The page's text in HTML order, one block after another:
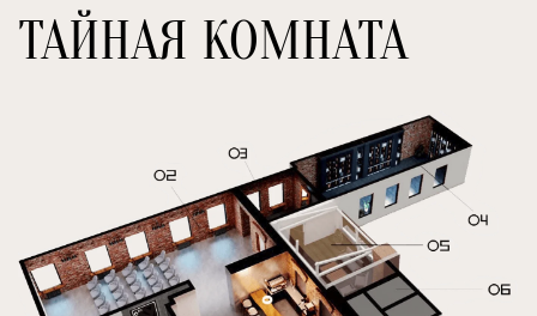
ТАЙНАЯ КОМНАТА